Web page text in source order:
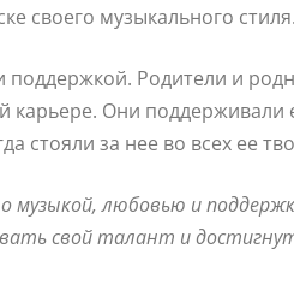
своего музыкального стиля.
Родители и
карьере. Они поддерживали
стояли за нее во всех ее
музыкой, любовью и
свой талант и